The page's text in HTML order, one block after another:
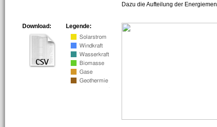
Dazu die Aufteilung der
Legende:
Download: